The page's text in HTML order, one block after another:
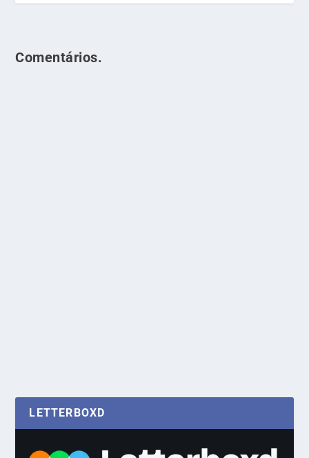
Comentários.
LETTERBOXD